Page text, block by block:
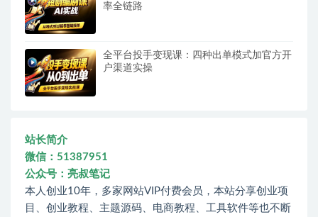
率全链路
全平台投手变现课：四种出单模式加官方开
户渠道实操
站长简介
微信：51387951
公众号：亮叔笔记
本人创业10年，多家网站VIP付费会员，本站分享创业项
目、创业教程、主题源码、电商教程、工具软件等也不断